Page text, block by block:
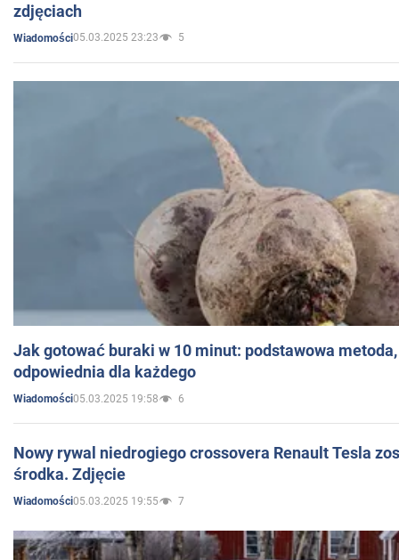
zdjęciach
Wiadomości05.03.2025 23:23 5
Jak gotować buraki w 10 minut: podstawowa
odpowiednia dla każdego
Wiadomości05.03.2025 19:58 6
Nowy rywal niedrogiego crossovera Renault Tesla
środka. Zdjęcie
Wiadomości05.03.2025 19:55 7